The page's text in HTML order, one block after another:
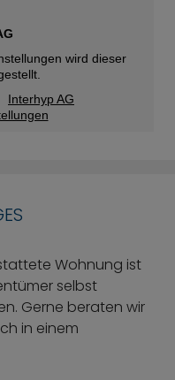
wird dieser
Interhyp AG
Wohnung ist
selbst
Gerne beraten wir
in einem